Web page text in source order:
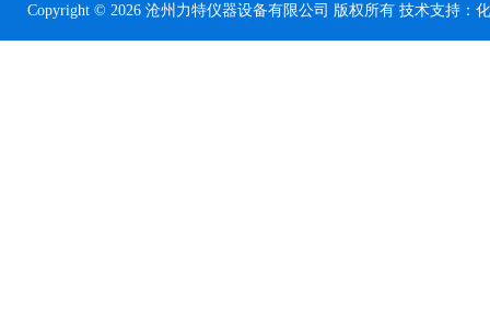
Copyright © 2026 沧州力特仪器设备有限公司 版权所有 技术支持：